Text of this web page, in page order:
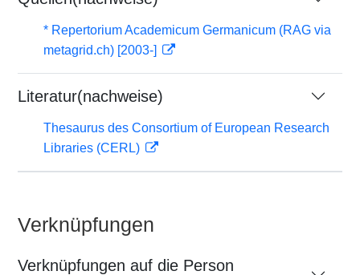
* Repertorium Academicum Germanicum (RAG via
metagrid.ch) [2003-]
Literatur(nachweise)
Thesaurus des Consortium of European Research
Libraries (CERL)
Verknüpfungen
Verknüpfungen auf die Person